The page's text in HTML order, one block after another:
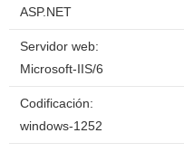
ASP.NET
Servidor web:
Microsoft-IIS/6
Codificación:
windows-1252